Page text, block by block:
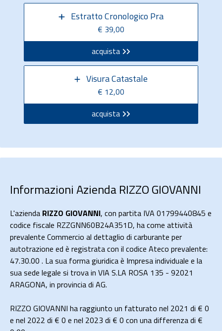
Estratto Cronologico Pra
€ 39,00
acquista
Visura Catastale
€ 12,00
acquista
Informazioni Azienda RIZZO GIOVANNI
L'azienda RIZZO GIOVANNI, con partita IVA 01799440845 e
codice fiscale RZZGNN60B24A351D, ha come attività
prevalente Commercio al dettaglio di carburante per
autotrazione ed è registrata con il codice Ateco prevalente:
47.30.00 . La sua forma giuridica è Impresa individuale e la
sua sede legale si trova in VIA S.LA ROSA 135 - 92021
ARAGONA, in provincia di AG.
RIZZO GIOVANNI ha raggiunto un fatturato nel 2021 di € 0
e nel 2022 di € 0 e nel 2023 di € 0 con una differenza di €